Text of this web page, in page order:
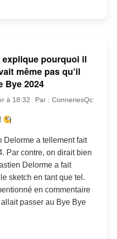
pourquoi il
même pas qu’il
Bye 2024
à 18:32 Par : ConneriesQc
Delorme a tellement fait
Par contre, on dirait bien
Delorme a fait
sketch en tant que tel.
en commentaire
passer au Bye Bye